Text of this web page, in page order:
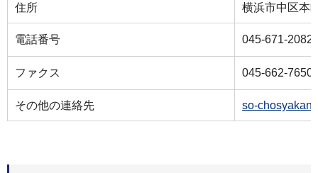
住所 横浜市中区本
電話番号 045-671-2082
ファクス 045-662-7650
その他の連絡先 so-